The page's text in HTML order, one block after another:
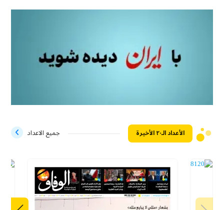
الأعداد الـ۲۰ الأخيرة جميع الاعداد